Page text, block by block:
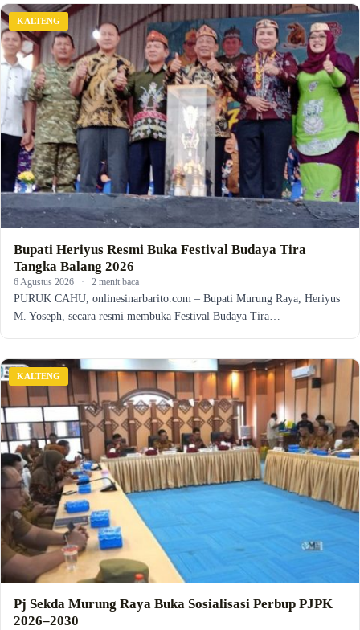
KALTENG
Bupati Heriyus Resmi Buka Festival Budaya Tira
Tangka Balang 2026
6 Agustus 2026 · 2 menit baca
PURUK CAHU, onlinesinarbarito.com – Bupati Murung Raya, Heriyus
M. Yoseph, secara resmi membuka Festival Budaya Tira…
KALTENG
Pj Sekda Murung Raya Buka Sosialisasi Perbup PJPK
2026–2030